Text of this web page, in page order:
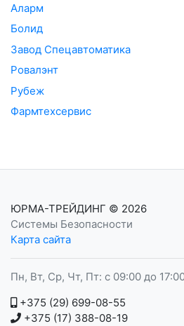
Аларм
Болид
Завод Спецавтоматика
Ровалэнт
Рубеж
Фармтехсервис
ЮРМА-ТРЕЙДИНГ © 2026
Системы Безопасности
Карта сайта
Пн, Вт, Ср, Чт, Пт: с 09:00 до
+375 (29) 699-08-55
+375 (17) 388-08-19